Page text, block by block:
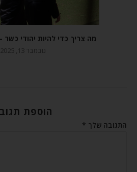
מה צריך כדי להיות יהודי
נובמבר 13, 2025
הוספת
התגובה שלך *